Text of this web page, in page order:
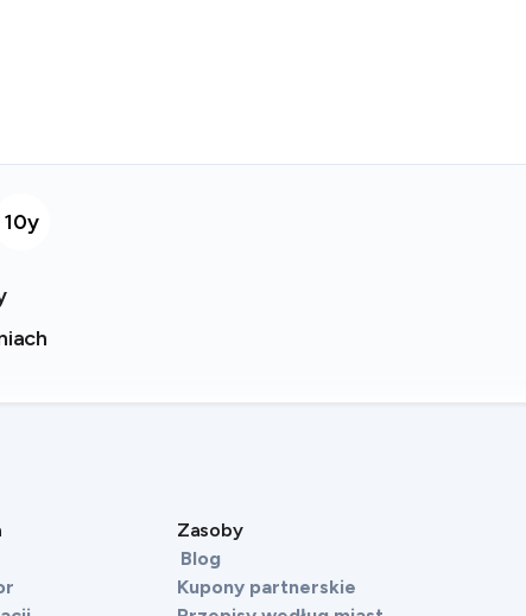
10y
Zasoby
Blog
Kupony partnerskie